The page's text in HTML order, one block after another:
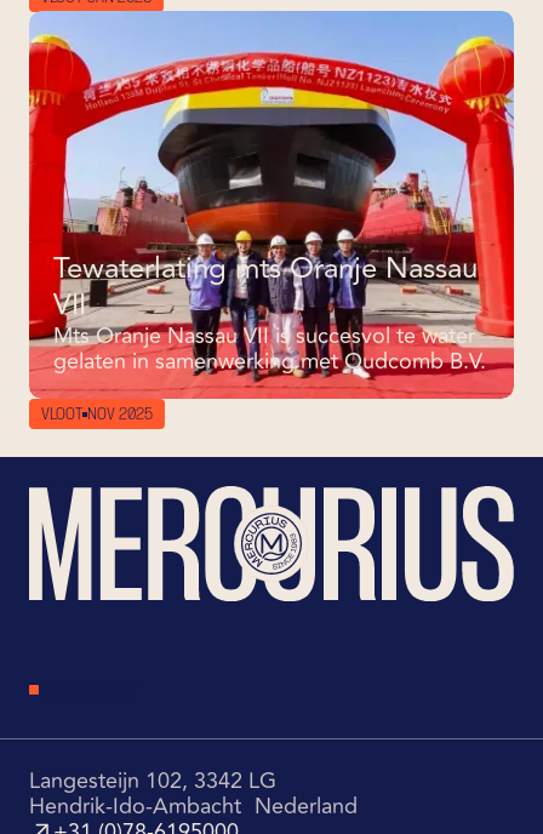
VLOOT NOV 2025
Tewaterlating mts Oranje Nassau
VII
Mts Oranje Nassau VII is succesvol te water
gelaten in samenwerking met Oudcomb B.V.
Langesteijn 102, 3342 LG
Hendrik-Ido-Ambacht Nederland